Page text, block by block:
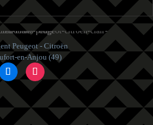
Peugeot - Citroën
en-Anjou (49)